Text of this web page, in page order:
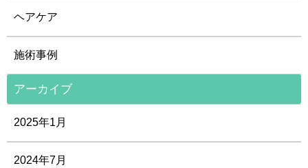
ヘアケア
施術事例
アーカイブ
2025年1月
2024年7月